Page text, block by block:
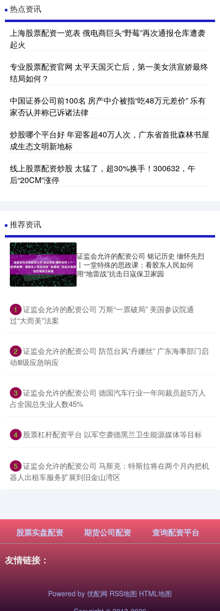
热点资讯
上海股票配资一览表 俄电商巨头“野莓”再次通报仓库遭袭
起火
专业股票配资官网 太平天国灭亡后，第一美女洪宣娇最终
结局如何？
中国证券公司前100名 房产中介被指“吃48万元差价” 乐有
家否认并称已诉诸法律
炒股哪个平台好 年迎客超40万人次，广东省首批森林书屋
成生态文明新地标
线上股票配资炒股 太猛了，超30%换手！300632，午
后“20CM”涨停
推荐资讯
证监会允许的配资公司 铭记历史 缅怀先烈
丨一堂特殊的思政课：看胶东人民如何
用“地雷战”抗击日寇保卫家园
1
​证监会允许的配资公司 万斯“一票破局” 美国参议院通
过“大而美”法案
2 ​证监会允许的配资公司 防范台风“丹娜丝” 广东海事部门启
动Ⅲ级应急响应
3 ​证监会允许的配资公司 德国汽车行业一年间裁员超5万人
占全国总失业人数45%
4 ​股票杠杆配资平台 以军空袭德黑兰卫生能源媒体等目标
5 ​证监会允许的配资公司 马斯克：特斯拉将在两个月内把机
器人出租车服务扩展到旧金山湾区
股票实盘配资 期货公司配资 查询配资平台
友情链接：
Powered by 优配网 RSS地图 HTML地图